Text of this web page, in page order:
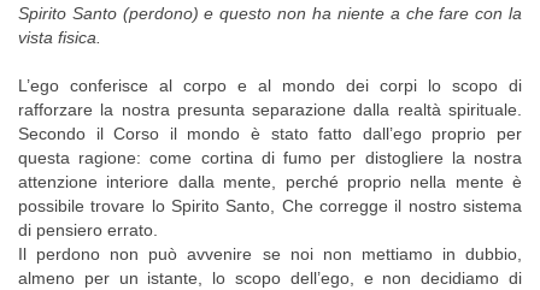
Spirito Santo (perdono) e questo non ha niente a che fare con la
vista fisica.
L’ego conferisce al corpo e al mondo dei corpi lo scopo di
rafforzare la nostra presunta separazione dalla realtà spirituale.
Secondo il Corso il mondo è stato fatto dall’ego proprio per
questa ragione: come cortina di fumo per distogliere la nostra
attenzione interiore dalla mente, perché proprio nella mente è
possibile trovare lo Spirito Santo, Che corregge il nostro sistema
di pensiero errato.
Il perdono non può avvenire se noi non mettiamo in dubbio,
almeno per un istante, lo scopo dell’ego, e non decidiamo di